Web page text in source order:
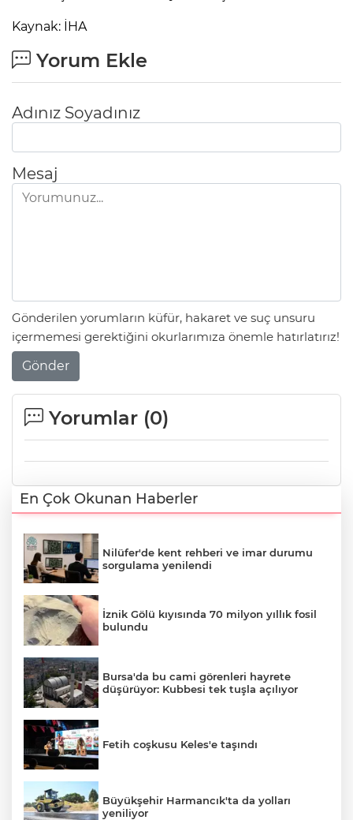
Kaynak: İHA
Yorum Ekle
Adınız Soyadınız
Mesaj
Gönderilen yorumların küfür, hakaret ve suç unsuru
içermemesi gerektiğini okurlarımıza önemle hatırlatırız!
Gönder
Yorumlar (0)
En Çok Okunan Haberler
Nilüfer'de kent rehberi ve imar durumu
sorgulama yenilendi
İznik Gölü kıyısında 70 milyon yıllık fosil
bulundu
Bursa'da bu cami görenleri hayrete
düşürüyor: Kubbesi tek tuşla açılıyor
Fetih coşkusu Keles'e taşındı
Büyükşehir Harmancık'ta da yolları
yeniliyor